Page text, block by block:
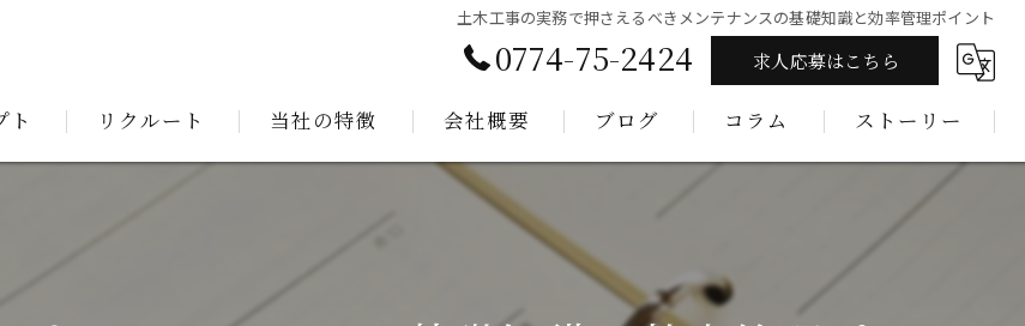
土木工事の実務で押さえるべきメンテナンスの基礎知識と効率管理ポイント
0774-75-2424 求人応募はこちら
ト リクルート 当社の特徴 会社概要 ブログ コラム ストーリー